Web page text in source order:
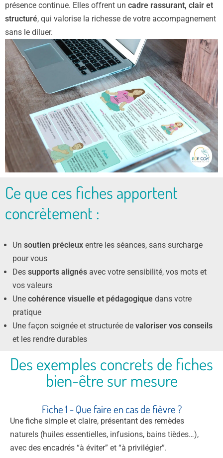
présence continue. Elles offrent un cadre rassurant, clair et
structuré, qui valorise la richesse de votre accompagnement
sans le diluer.
Ce que ces fiches apportent
concrètement :
Un soutien précieux entre les séances, sans surcharge
pour vous
Des supports alignés avec votre sensibilité, vos mots et
vos valeurs
Une cohérence visuelle et pédagogique dans votre
pratique
Une façon soignée et structurée de valoriser vos conseils
et les rendre durables
Des exemples concrets de fiches
bien-être sur mesure
Fiche 1 - Que faire en cas de fièvre ?
Une fiche simple et claire, présentant des remèdes
naturels (huiles essentielles, infusions, bains tièdes…),
avec des encadrés “à éviter” et “à privilégier”.